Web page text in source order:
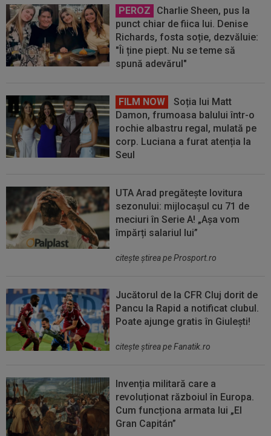
PEROZ
Charlie Sheen, pus la
punct chiar de fiica lui. Denise
Richards, fosta soție, dezvăluie:
"Îi ține piept. Nu se teme să
spună adevărul"
FILM NOW
Soția lui Matt
Damon, frumoasa balului într-o
rochie albastru regal, mulată pe
corp. Luciana a furat atenția la
Seul
UTA Arad pregătește lovitura
sezonului: mijlocașul cu 71 de
meciuri în Serie A! „Așa vom
împărți salariul lui”
citeşte ştirea pe Prosport.ro
Jucătorul de la CFR Cluj dorit de
Pancu la Rapid a notificat clubul.
Poate ajunge gratis în Giulești!
citeşte ştirea pe Fanatik.ro
Invenția militară care a
revoluționat războiul în Europa.
Cum funcționa armata lui „El
Gran Capitán”